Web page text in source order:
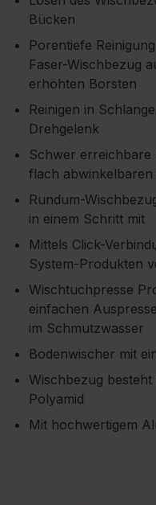
Bücken
Porentiefe
Faser-Wischbezug
erhöhten Borsten
Reinigen in
Drehgelenk
Schwer erreichbare
flach
Rundum-
in einem Schritt mit
Mittels Click-
System-Produkten
Wischtuchpresse
einfachen
im Schmutzwasser
Bodenwischer mit
Wischbezug
Polyamid
Mit hochwertigem